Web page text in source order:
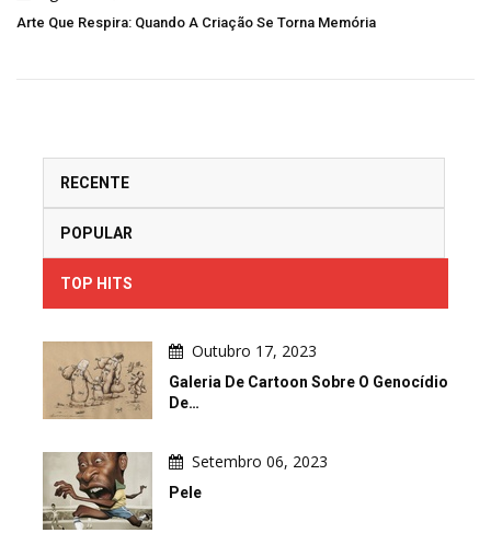
Torna Memória Bullying Você Não Sabe O Que O
RECENTE
POPULAR
TOP HITS
Outubro 17, 2023
Galeria De Cartoon Sobre O Genocídio
De…
Setembro 06, 2023
Pele